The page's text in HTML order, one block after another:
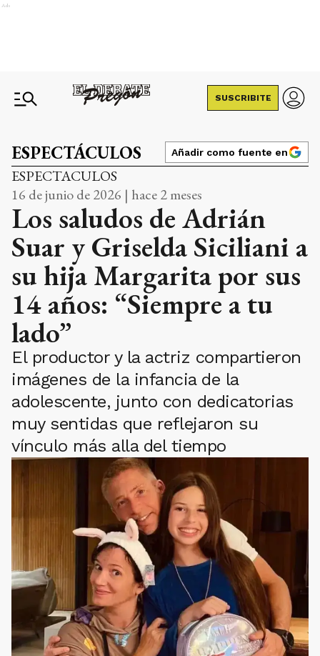
Ads
SUSCRIBITE
ESPECTÁCULOS Añadir como fuente en
ESPECTACULOS
16 de junio de 2026 | hace 2 meses
Los saludos de Adrián
Suar y Griselda Siciliani a
su hija Margarita por sus
14 años: “Siempre a tu
lado”
El productor y la actriz compartieron
imágenes de la infancia de la
adolescente, junto con dedicatorias
muy sentidas que reflejaron su
vínculo más alla del tiempo